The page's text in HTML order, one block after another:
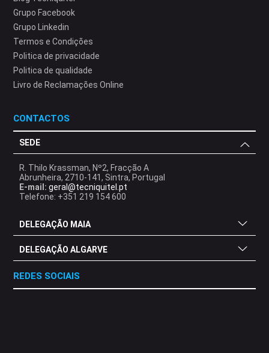
Grupo Facebook
Grupo Linkedin
Termos e Condições
Politica de privacidade
Politica de qualidade
Livro de Reclamações Online
CONTACTOS
SEDE
R. Thilo Krassman, Nº2, Fracção A
Abrunheira, 2710-141, Sintra, Portugal
E-mail: geral@tecniquitel.pt
Telefone: +351 219 154 600
DELEGAÇÃO MAIA
DELEGAÇÃO ALGARVE
REDES SOCIAIS